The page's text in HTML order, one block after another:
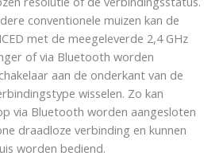
conventionele muizen kan de
met de meegeleverde 2,4 GHz
of via Bluetooth worden
aan de onderkant van de
wisselen. Zo kan
via Bluetooth worden aangesloten
draadloze verbinding en kunnen
worden bediend.